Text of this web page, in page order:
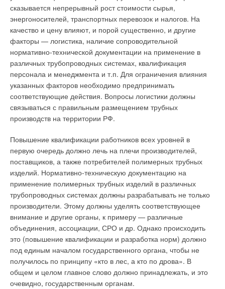
сказывается непрерывный рост стоимости сырья,
энергоносителей, транспортных перевозок и налогов. На
качество и цену влияют, и порой существенно, и другие
факторы — логистика, наличие сопроводительной
нормативно-технической документации на применение в
различных трубопроводных системах, квалификация
персонала и менеджмента и т.п. Для ограничения влияния
указанных факторов необходимо предпринимать
соответствующие действия. Вопросы логистики должны
связываться с правильным размещением трубных
производств на территории РФ.
Повышение квалификации работников всех уровней в
первую очередь должно лечь на плечи производителей,
поставщиков, а также потребителей полимерных трубных
изделий. Нормативно-техническую документацию на
применение полимерных трубных изделий в различных
трубопроводных системах должны разрабатывать не только
производители. Этому должны уделять соответствующее
внимание и другие органы, к примеру — различные
объединения, ассоциации, СРО и др. Однако происходить
это (повышение квалификации и разработка норм) должно
под единым началом государственного органа, чтобы не
получилось по принципу «кто в лес, а кто по дрова». В
общем и целом главное слово должно принадлежать, и это
очевидно, государственным органам.
более 1 млн человек), достижение перечисленных выше
целевых эффектов позволяет говорить о дисконтированном
сроке окупаемости проектов внедрения автоматической
системы управления в диапазоне 2,5–3,5 лет с внутренней
нормой доходности в два-три раза выше банковского
процента, что характеризует достаточно высокую
инвестиционную привлекательность внедрения.
Читайте по теме:
ЖУРНАЛ СОК ИЮНЬ 2026
систем коррекцией процессов регулирования
ЖУРНАЛ СОК ИЮНЬ 2026
→
Как определить качество хомутов — несколько простых
способов
ЖУРНАЛ СОК ИЮНЬ 2026
→
Система Качества РЕХАУ: как цифровые технологии
помогают защитить рынок от подделок
ЖУРНАЛ СОК ИЮНЬ 2026
→
Термоокислительная деструкция — основной фактор
сокращения срока службы полипропиленовых труб
ЖУРНАЛ СОК МАЙ 2026